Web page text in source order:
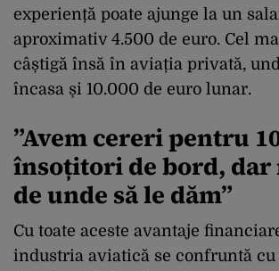
experiență poate ajunge la un
aproximativ 4.500 de euro. Cel
câștigă însă în aviația privată,
încasa și 10.000 de euro lunar.
”Avem cereri pentru
însoțitori de bord, dar
de unde să le dăm”
Cu toate aceste avantaje
industria aviatică se confruntă cu